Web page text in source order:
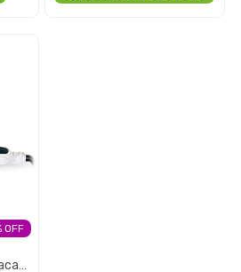
y Tiempo Libre
Niños